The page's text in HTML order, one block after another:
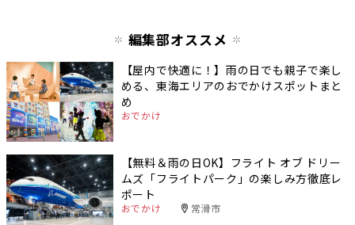
編集部オススメ
【屋内で快適に！】雨の日でも親子で楽し
める、東海エリアのおでかけスポットまと
め
おでかけ
【無料＆雨の日OK】フライト オブ ドリー
ムズ「フライトパーク」の楽しみ方徹底レ
ポート
おでかけ 常滑市